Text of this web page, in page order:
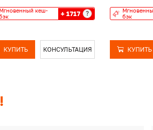
Мгновенный кеш-
+ 1717 ?
КУПИТЬ КОНСУЛЬТАЦИЯ
бэк
КУПИТЬ